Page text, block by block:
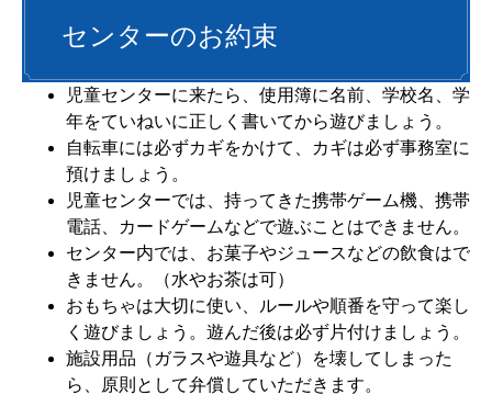
センターのお約束
児童センターに来たら、使用簿に名前、学校名、学
年をていねいに正しく書いてから遊びましょう。
自転車には必ずカギをかけて、カギは必ず事務室に
預けましょう。
児童センターでは、持ってきた携帯ゲーム機、携帯
電話、カードゲームなどで遊ぶことはできません。
センター内では、お菓子やジュースなどの飲食はで
きません。（水やお茶は可）
おもちゃは大切に使い、ルールや順番を守って楽し
く遊びましょう。遊んだ後は必ず片付けましょう。
施設用品（ガラスや遊具など）を壊してしまった
ら、原則として弁償していただきます。